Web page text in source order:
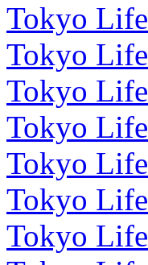
Tokyo Life
Tokyo Life
Tokyo Life
Tokyo Life
Tokyo Life
Tokyo Life
Tokyo Life